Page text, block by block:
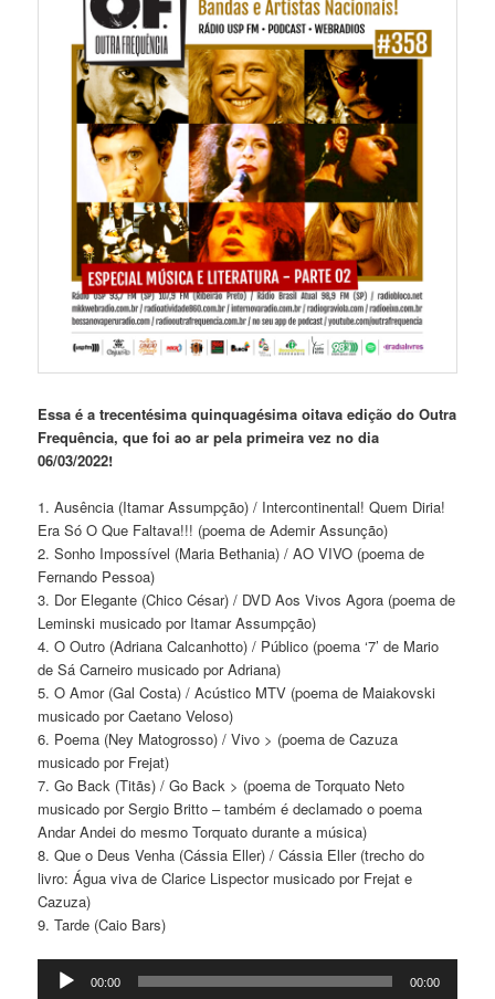
Essa é a trecentésima quinquagésima oitava edição do Outra
Frequência, que foi ao ar pela primeira vez no dia
06/03/2022!
1. Ausência (Itamar Assumpção) / Intercontinental! Quem Diria!
Era Só O Que Faltava!!! (poema de Ademir Assunção)
2. Sonho Impossível (Maria Bethania) / AO VIVO (poema de
Fernando Pessoa)
3. Dor Elegante (Chico César) / DVD Aos Vivos Agora (poema de
Leminski musicado por Itamar Assumpção)
4. O Outro (Adriana Calcanhotto) / Público (poema ‘7’ de Mario
de Sá Carneiro musicado por Adriana)
5. O Amor (Gal Costa) / Acústico MTV (poema de Maiakovski
musicado por Caetano Veloso)
6. Poema (Ney Matogrosso) / Vivo > (poema de Cazuza
musicado por Frejat)
7. Go Back (Titãs) / Go Back > (poema de Torquato Neto
musicado por Sergio Britto – também é declamado o poema
Andar Andei do mesmo Torquato durante a música)
8. Que o Deus Venha (Cássia Eller) / Cássia Eller (trecho do
livro: Água viva de Clarice Lispector musicado por Frejat e
Cazuza)
9. Tarde (Caio Bars)
Tocador
00:00 00:00